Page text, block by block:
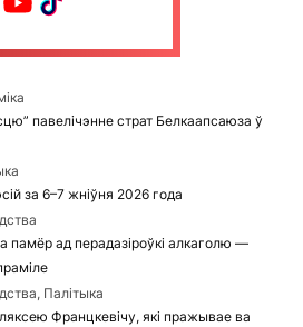
павелічэнне страт Белкаапсаюза ў
за 6–7 жніўня 2026 года
ад перадазіроўкі алкаголю —
Палітыка
Францкевічу, які пражывае ва